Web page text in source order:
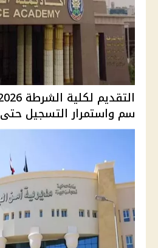
سم واستمرار التسجيل حتى 27 أغس...